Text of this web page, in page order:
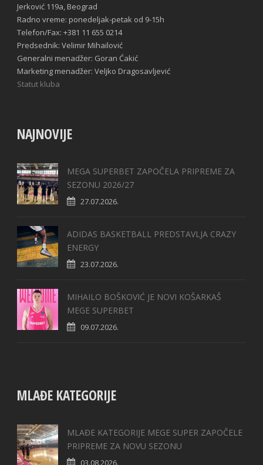
Jerković 119a, Beograd
Radno vreme: ponedeljak-petak od 9-15h
Telefon/Fax: +381 11 655 0214
Predsednik: Velimir Mihailović
Generalni menadžer: Goran Ćakić
Marketing menadžer: Veljko Dragosavljević
Statut kluba
NAJNOVIJE
MEGA SUPERBET ZAPOČELA PRIPREME ZA
SEZONU 2026/27
27.07.2026.
ADIDAS BASKETBALL PREDSTAVLJA CRAZY
ENERGY
23.07.2026.
MIHAILO BOŠKOVIĆ JE NOVI KOŠARKAŠ
MEGE SUPERBET
09.07.2026.
MLAĐE KATEGORIJE
MLAĐE KATEGORIJE MEGE SUPER ZAPOČELE
PRIPREME ZA NOVU SEZONU
03.08.2026.